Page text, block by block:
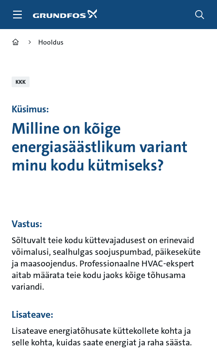
edasi
Hooldus
KKK
Küsimus:
Milline on kõige
energiasäästlikum variant
minu kodu kütmiseks?
Vastus:
Sõltuvalt teie kodu küttevajadusest on erinevaid
võimalusi, sealhulgas soojuspumbad, päikeseküte
ja maasoojendus. Professionaalne HVAC-ekspert
aitab määrata teie kodu jaoks kõige tõhusama
variandi.
Lisateave:
Lisateave energiatõhusate küttekollete kohta ja
selle kohta, kuidas saate energiat ja raha säästa.